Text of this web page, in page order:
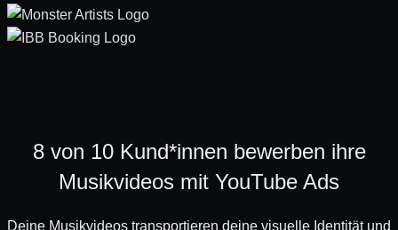
8 von 10 Kund*innen bewerben ihre
Musikvideos mit YouTube Ads
Deine Musikvideos transportieren deine visuelle Identität und